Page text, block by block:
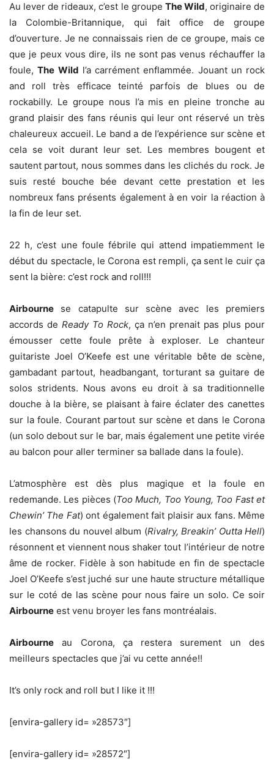
Au lever de rideaux, c’est le groupe The Wild, originaire de
la Colombie-Britannique, qui fait office de groupe
d’ouverture. Je ne connaissais rien de ce groupe, mais ce
que je peux vous dire, ils ne sont pas venus réchauffer la
foule,The Wild l’a carrément enflammée. Jouant un rock
and roll très efficace teinté parfois de blues ou de
rockabilly. Le groupe nous l’a mis en pleine tronche au
grand plaisir des fans réunis qui leur ont réservé un très
chaleureux accueil. Le band a de l’expérience sur scène et
cela se voit durant leur set. Les membres bougent et
sautent partout, nous sommes dans les clichés du rock. Je
suis resté bouche bée devant cette prestation et les
nombreux fans présents également à en voir la réaction à
la fin de leur set.
22 h, c’est une foule fébrile qui attend impatiemment le
début du spectacle, le Corona est rempli, ça sent le cuir ça
sent la bière: c’est rock and roll!!!
Airbourne se catapulte sur scène avec les premiers
accords de Ready To Rock, ça n’en prenait pas plus pour
émousser cette foule prête à exploser. Le chanteur
guitariste Joel O’Keefe est une véritable bête de scène,
gambadant partout, headbangant, torturant sa guitare de
solos stridents. Nous avons eu droit à sa traditionnelle
douche à la bière, se plaisant à faire éclater des canettes
sur la foule. Courant partout sur scène et dans le Corona
(un solo debout sur le bar, mais également une petite virée
au balcon pour aller terminer sa ballade dans la foule).
L’atmosphère est dès plus magique et la foule en
redemande. Les pièces (Too Much, Too Young, Too Fast et
Chewin’ The Fat) ont également fait plaisir aux fans. Même
les chansons du nouvel album (Rivalry, Breakin’ Outta Hell)
résonnent et viennent nous shaker tout l’intérieur de notre
âme de rocker. Fidèle à son habitude en fin de spectacle
Joel O’Keefe s’est juché sur une haute structure métallique
sur le coté de las scène pour nous faire un solo. Ce soir
Airbourne est venu broyer les fans montréalais.
Airbourne au Corona, ça restera surement un des
meilleurs spectacles que j’ai vu cette année!!
It’s only rock and roll but I like it !!!
[envira-gallery id= »28573″]
[envira-gallery id= »28572″]